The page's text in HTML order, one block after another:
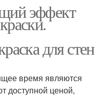
эффект
для стен
время являются
доступной ценой,